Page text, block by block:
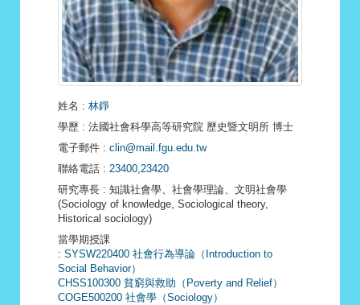
姓名 : 林錚
學歷 : 法國社會科學高等研究院 歷史暨文明所 博士
電子郵件 : clin@mail.fgu.edu.tw
聯絡電話 : 23400,23420
研究專長 : 知識社會學、社會學理論、文明社會學
(Sociology of knowledge, Sociological theory,
Historical sociology)
當學期授課
: SYSW220400 社會行為導論（Introduction to
Social Behavior）
CHSS100300 貧窮與救助（Poverty and Relief）
COGE500200 社會學（Sociology）